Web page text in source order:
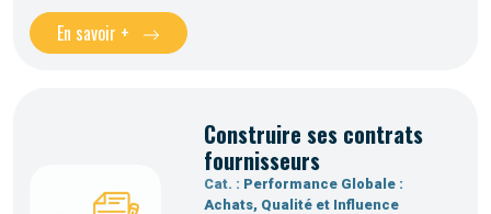
En savoir +
Construire ses contrats
fournisseurs
Cat. : Performance Globale :
Achats, Qualité et Influence